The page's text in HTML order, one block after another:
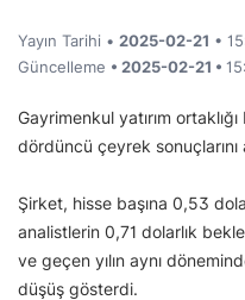
Yayın Tarihi • 2025-02-21 •
Güncelleme • 2025-02-21 •
Gayrimenkul yatırım
dördüncü çeyrek sonuçlarını
Şirket, hisse başına 0,53
analistlerin 0,71 dolarlık
ve geçen yılın aynı
düşüş gösterdi.